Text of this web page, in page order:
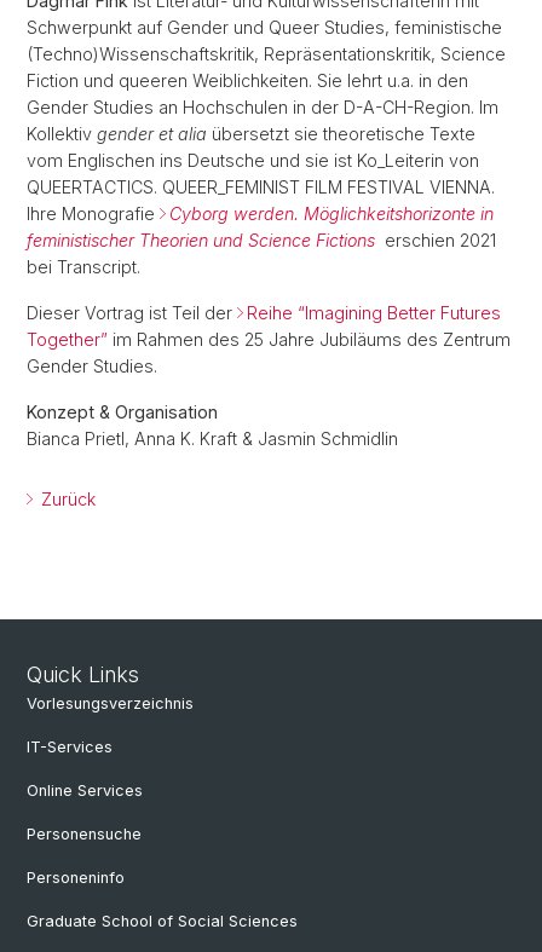
Schwerpunkt auf Gender und Queer Studies, feministische
(Techno)Wissenschaftskritik, Repräsentationskritik, Science
Fiction und queeren Weiblichkeiten. Sie lehrt u.a. in den
Gender Studies an Hochschulen in der D-A-CH-Region. Im
Kollektiv gender et alia übersetzt sie theoretische Texte
vom Englischen ins Deutsche und sie ist Ko_Leiterin von
QUEERTACTICS. QUEER_FEMINIST FILM FESTIVAL VIENNA.
Ihre Monografie
Cyborg werden. Möglichkeitshorizonte in
feministischer Theorien und Science Fictions erschien 2021
bei Transcript.
Dieser Vortrag ist Teil der
Reihe “Imagining Better Futures
Together” im Rahmen des 25 Jahre Jubiläums des Zentrum
Gender Studies.
Konzept & Organisation
Bianca Prietl, Anna K. Kraft & Jasmin Schmidlin
Zurück
Quick Links
Vorlesungsverzeichnis
IT-Services
Online Services
Personensuche
Personeninfo
Graduate School of Social Sciences